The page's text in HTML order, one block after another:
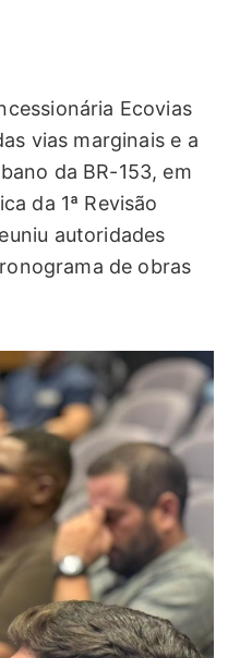
Ecovias
vias marginais e a
da BR-153, em
da 1ª Revisão
autoridades
de obras